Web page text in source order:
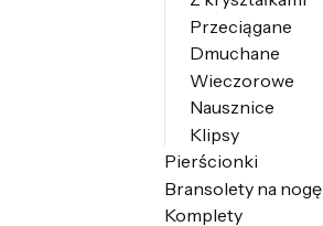
Przeciągane
Dmuchane
Wieczorowe
Nausznice
Klipsy
Pierścionki
Bransolety na nogę
Komplety